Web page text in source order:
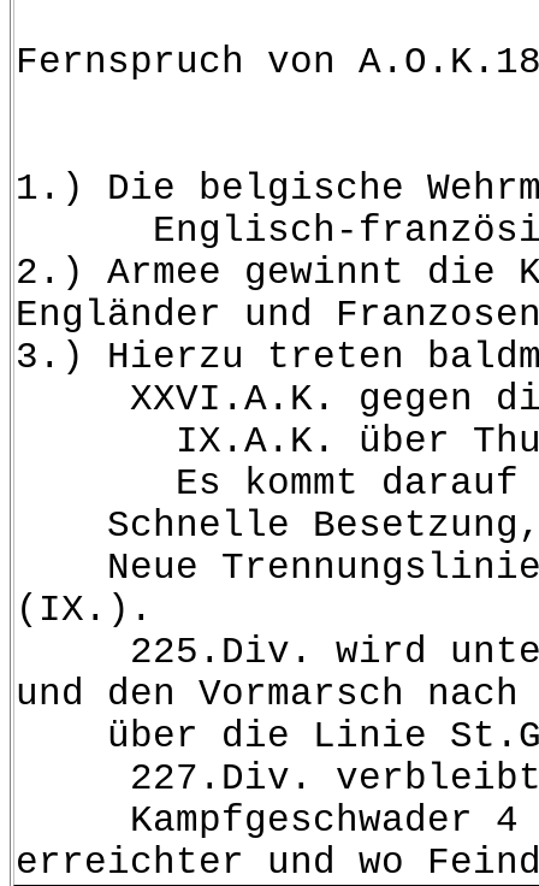
Fernspruch von
1.) Die belgische
Englisch-
2.) Armee gewinnt die
Engländer und
3.) Hierzu treten
XXVI.A.K. gegen die
IX.A.K. über
Es kommt darauf an,
Schnelle Besetzung,
Neue
(IX.).
225.Div. wird unter
und den Vormarsch nach
über die Linie
227.Div. verbleibt als
Kampfgeschwader 4
erreichter und wo